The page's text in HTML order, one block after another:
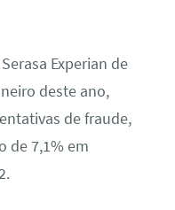
Experian de
deste ano,
de fraude,
de 7,1% em